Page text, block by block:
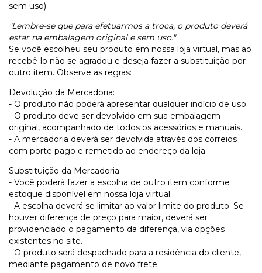
sem uso).
"Lembre-se que para efetuarmos a troca, o produto deverá
estar na embalagem original e sem uso."
Se você escolheu seu produto em nossa loja virtual, mas ao
recebê-lo não se agradou e deseja fazer a substituição por
outro item. Observe as regras:
Devolução da Mercadoria:
- O produto não poderá apresentar qualquer indício de uso.
- O produto deve ser devolvido em sua embalagem
original, acompanhado de todos os acessórios e manuais.
- A mercadoria deverá ser devolvida através dos correios
com porte pago e remetido ao endereço da loja.
Substituição da Mercadoria:
- Você poderá fazer a escolha de outro item conforme
estoque disponível em nossa loja virtual.
- A escolha deverá se limitar ao valor limite do produto. Se
houver diferença de preço para maior, deverá ser
providenciado o pagamento da diferença, via opções
existentes no site.
- O produto será despachado para a residência do cliente,
mediante pagamento de novo frete.